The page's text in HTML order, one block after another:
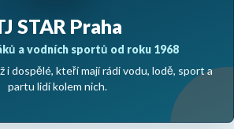
STAR Praha
a vodních sportů od roku 1968
i dospělé, kteří mají rádi vodu, lodě, sport a
partu lidí kolem nich.